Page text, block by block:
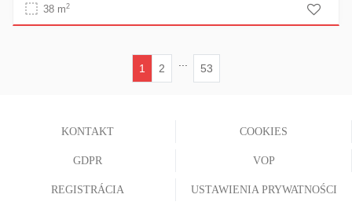
38 m2
1
2 53
KONTAKT COOKIES
GDPR VOP
REGISTRÁCIA USTAWIENIA PRYWATNOŚCI